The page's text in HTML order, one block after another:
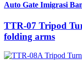
Auto Gate Imigrasi
TTR-07 Tripod
folding arms